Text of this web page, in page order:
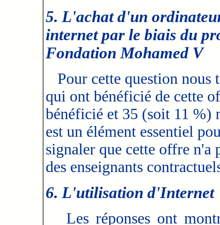
5. L'achat d'un
internet par le biais du
Fondation Mohamed V
Pour cette question nous
qui ont bénéficié de cette
bénéficié et 35 (soit 11 %)
est un élément essentiel
signaler que cette offre n'a
des enseignants
6. L'utilisation d'Internet
Les réponses ont